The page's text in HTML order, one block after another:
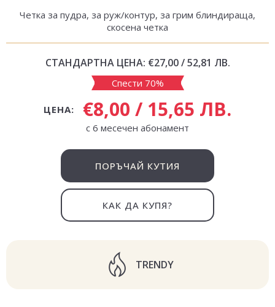
Четка за пудра, за руж/контур, за грим блиндираща,
скосена четка
СТАНДАРТНА ЦЕНА: €27,00 / 52,81 ЛВ.
Спести 70%
ЦЕНА: €8,00 / 15,65 ЛВ.
с 6 месечен абонамент
ПОРЪЧАЙ КУТИЯ
КАК ДА КУПЯ?
TRENDY